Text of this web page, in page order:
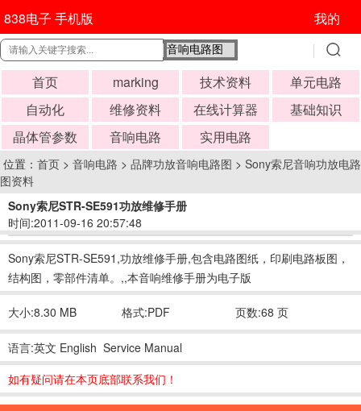
838电子 手机版 我的
首页 marking 技术资料
单元电路
自动化
维修资料 在线计算器
基础知识
晶体管参数
音响电路 实用电路
位置： 首页 > 音响电路 > 品牌功放音响电路图 > Sony索尼音响功放电路
图资料
Sony索尼STR-SE591功放维修手册
时间:2011-09-16 20:57:48
Sony索尼STR-SE591,功放维修手册,包含电路图纸，印刷电路板图，
结构图，零部件清单。,,本音响维修手册为电子版
大小:8.30 MB 格式:PDF 页数:68 页
语言:英文 English Service Manual
如有疑问请在本页底部联系我们！